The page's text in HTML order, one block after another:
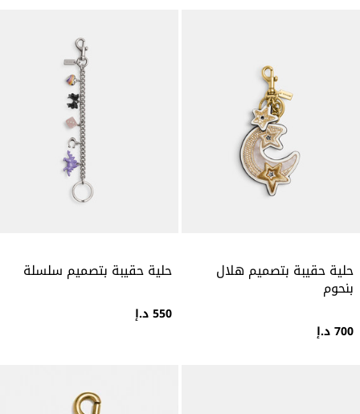
حلية حقيبة بتصميم هلال
بنحوم
700 د.إ
حلية حقيبة بتصميم سلسلة
550 د.إ